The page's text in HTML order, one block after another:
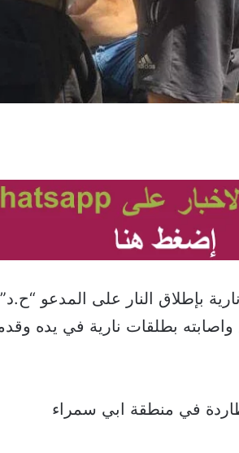
بإطلاق النار على المدعو “ح.د”
بطلقات نارية في يده
في منطقة ابي سمراء